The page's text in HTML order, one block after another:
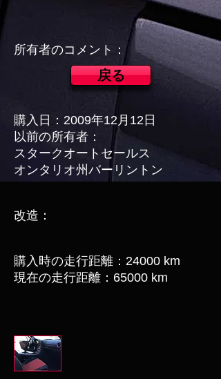
所有者のコメント：
戻る
購入日：2009年12月12日
以前の所有者：
スタークオートセールス
オンタリオ州バーリントン
改造：
購入時の走行距離：24000 km
現在の走行距離：65000 km